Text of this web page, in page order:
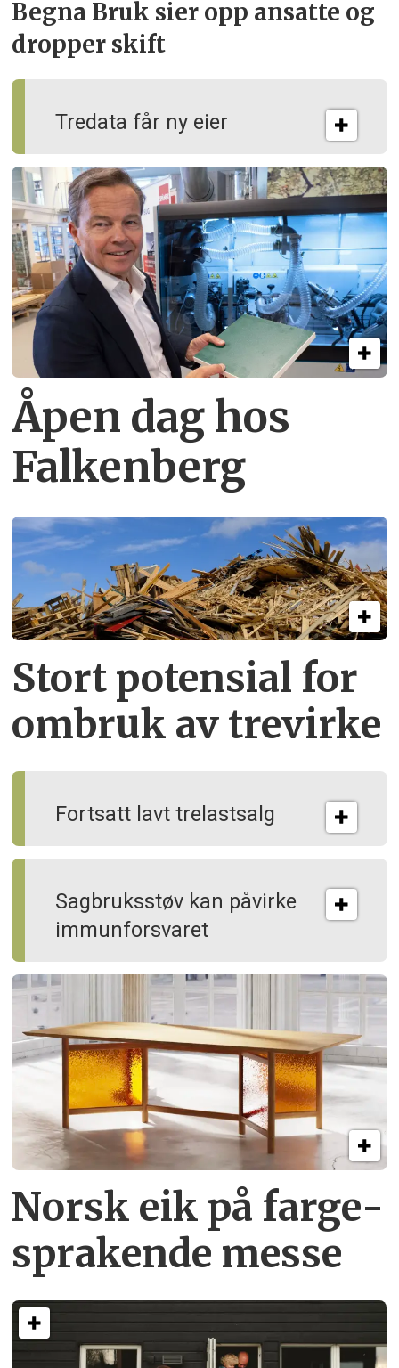
Tredata får ny eier
Begna Bruk sier opp ansatte og
dropper skift
Åpen dag hos
Falkenberg
Stort potensial for
ombruk av tre­virke
Fortsatt lavt trelastsalg
Sagbruksstøv kan på­virke
immun­forsvaret
Norsk eik på farge­
sprakende messe